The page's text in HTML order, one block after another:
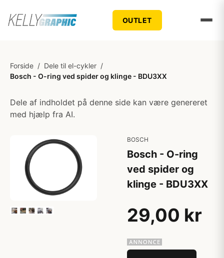
OUTLET
Forside / Dele til el-cykler /
Bosch - O-ring ved spider og klinge - BDU3XX
Dele af indholdet på denne side kan være genereret
med hjælp fra AI.
BOSCH
Bosch - O-ring
ved spider og
klinge - BDU3XX
29,00 kr